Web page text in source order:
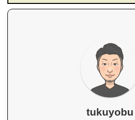
tukuyobu